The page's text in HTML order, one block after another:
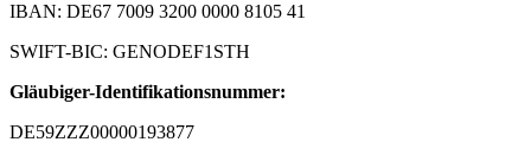
IBAN: DE67 7009 3200 0000 8105 41
SWIFT-BIC: GENODEF1STH
Gläubiger-Identifikationsnummer:
DE59ZZZ00000193877